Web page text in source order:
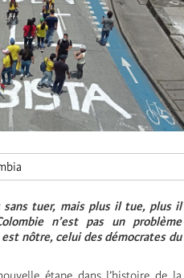
sans tuer, mais plus il tue, plus il
n’est pas un problème
nôtre, celui des démocrates du